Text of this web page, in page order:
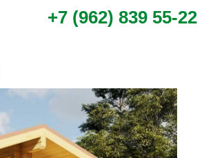
+7 (962) 839 55-22